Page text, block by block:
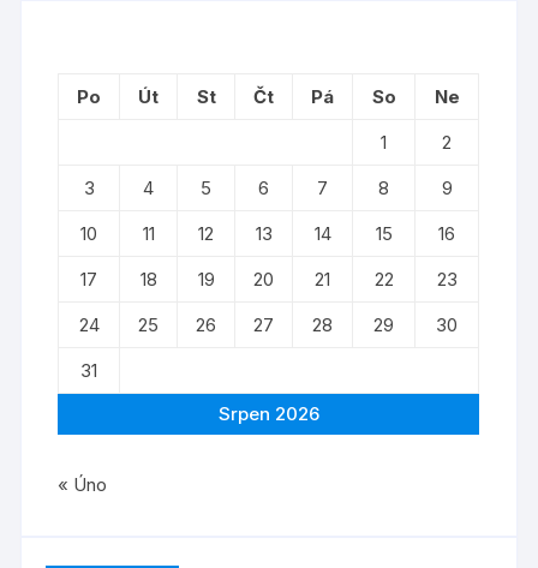
Srpen 2026
Po Út St Čt Pá So
Ne
1
2
3
4 5 6 7 8
9
10
11 12 13 14 15
16
17
18 19 20 21 22
23
24
25 26 27 28 29
30
31
« Úno